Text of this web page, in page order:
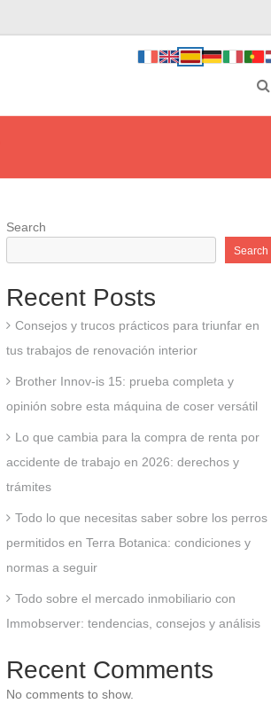
Search
Search
Recent Posts
Consejos y trucos prácticos para triunfar en
tus trabajos de renovación interior
Brother Innov-is 15: prueba completa y
opinión sobre esta máquina de coser versátil
Lo que cambia para la compra de renta por
accidente de trabajo en 2026: derechos y
trámites
Todo lo que necesitas saber sobre los perros
permitidos en Terra Botanica: condiciones y
normas a seguir
Todo sobre el mercado inmobiliario con
Immobserver: tendencias, consejos y análisis
Recent Comments
No comments to show.